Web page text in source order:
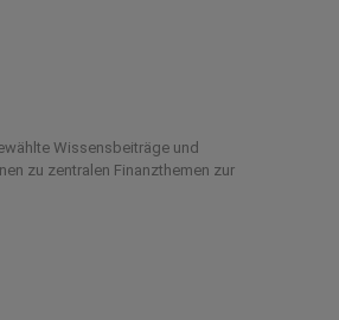
Wissensbeiträge und
zu zentralen Finanzthemen zur